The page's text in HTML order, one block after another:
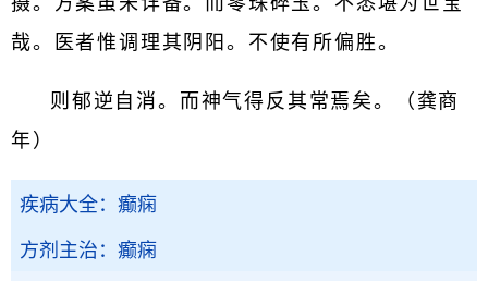
哉。医者惟调理其阴阳。不使有所偏胜。
则郁逆自消。而神气得反其常焉矣。（龚商
年）
疾病大全：癫痫
方剂主治：癫痫